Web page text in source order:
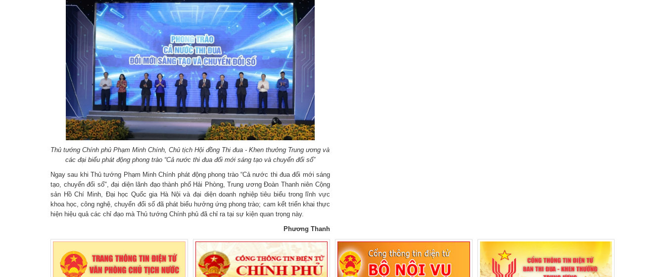
Thủ tướng Chính phủ Phạm Minh Chính, Chủ tịch Hội đồng Thi đua - Khen thưởng Trung ương và
các đại biểu phát động phong trào “Cả nước thi đua đổi mới sáng tạo và chuyển đổi số”
Ngay sau khi Thủ tướng Phạm Minh Chính phát động phong trào “Cả nước thi đua đổi mới sáng
tạo, chuyển đổi số", đại diện lãnh đạo thành phố Hải Phòng, Trung ương Đoàn Thanh niên Cộng
sản Hồ Chí Minh, Đại học Quốc gia Hà Nội và đại diện doanh nghiệp tiêu biểu trong lĩnh vực
khoa học, công nghệ, chuyển đổi số đã phát biểu hưởng ứng phong trào; cam kết triển khai thực
hiện hiệu quả các chỉ đạo mà Thủ tướng Chính phủ đã chỉ ra tại sự kiện quan trọng này.
Phương Thanh